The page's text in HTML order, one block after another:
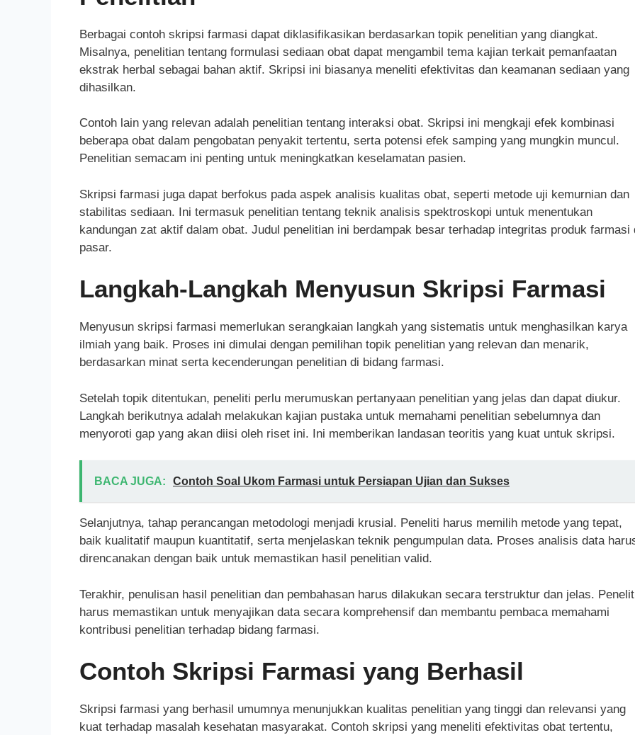
Berbagai contoh skripsi farmasi dapat diklasifikasikan berdasarkan topik penelitian yang diangkat.
Misalnya, penelitian tentang formulasi sediaan obat dapat mengambil tema kajian terkait pemanfaatan
ekstrak herbal sebagai bahan aktif. Skripsi ini biasanya meneliti efektivitas dan keamanan sediaan yang
dihasilkan.
Contoh lain yang relevan adalah penelitian tentang interaksi obat. Skripsi ini mengkaji efek kombinasi
beberapa obat dalam pengobatan penyakit tertentu, serta potensi efek samping yang mungkin muncul.
Penelitian semacam ini penting untuk meningkatkan keselamatan pasien.
Skripsi farmasi juga dapat berfokus pada aspek analisis kualitas obat, seperti metode uji kemurnian dan
stabilitas sediaan. Ini termasuk penelitian tentang teknik analisis spektroskopi untuk menentukan
kandungan zat aktif dalam obat. Judul penelitian ini berdampak besar terhadap integritas produk farmasi
pasar.
Langkah-Langkah Menyusun Skripsi Farmasi
Menyusun skripsi farmasi memerlukan serangkaian langkah yang sistematis untuk menghasilkan karya
ilmiah yang baik. Proses ini dimulai dengan pemilihan topik penelitian yang relevan dan menarik,
berdasarkan minat serta kecenderungan penelitian di bidang farmasi.
Setelah topik ditentukan, peneliti perlu merumuskan pertanyaan penelitian yang jelas dan dapat diukur.
Langkah berikutnya adalah melakukan kajian pustaka untuk memahami penelitian sebelumnya dan
menyoroti gap yang akan diisi oleh riset ini. Ini memberikan landasan teoritis yang kuat untuk skripsi.
BACA JUGA: Contoh Soal Ukom Farmasi untuk Persiapan Ujian dan Sukses
Selanjutnya, tahap perancangan metodologi menjadi krusial. Peneliti harus memilih metode yang tepat,
baik kualitatif maupun kuantitatif, serta menjelaskan teknik pengumpulan data. Proses analisis data
direncanakan dengan baik untuk memastikan hasil penelitian valid.
Terakhir, penulisan hasil penelitian dan pembahasan harus dilakukan secara terstruktur dan jelas.
harus memastikan untuk menyajikan data secara komprehensif dan membantu pembaca memahami
kontribusi penelitian terhadap bidang farmasi.
Contoh Skripsi Farmasi yang Berhasil
Skripsi farmasi yang berhasil umumnya menunjukkan kualitas penelitian yang tinggi dan relevansi yang
kuat terhadap masalah kesehatan masyarakat. Contoh skripsi yang meneliti efektivitas obat tertentu,